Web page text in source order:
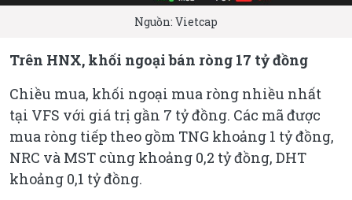
Nguồn: Vietcap
Trên HNX, khối ngoại bán ròng 17 tỷ đồng
Chiều mua, khối ngoại mua ròng nhiều nhất
tại VFS với giá trị gần 7 tỷ đồng. Các mã được
mua ròng tiếp theo gồm TNG khoảng 1 tỷ đồng,
NRC và MST cùng khoảng 0,2 tỷ đồng, DHT
khoảng 0,1 tỷ đồng.